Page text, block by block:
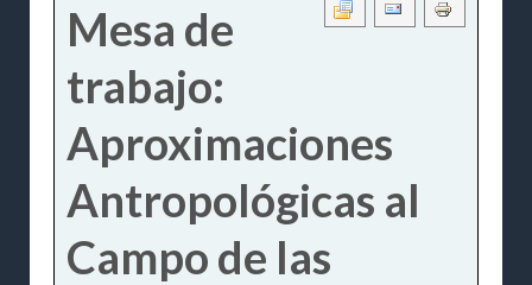
Mesa de
trabajo:
Aproximaciones
Antropológicas al
Campo de las